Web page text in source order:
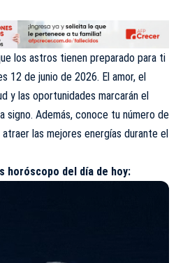
los astros tienen preparado para ti
12 de junio de 2026. El amor, el
y las oportunidades marcarán el
signo. Además, conoce tu número de
atraer las mejores energías durante el
horóscopo del día de hoy: